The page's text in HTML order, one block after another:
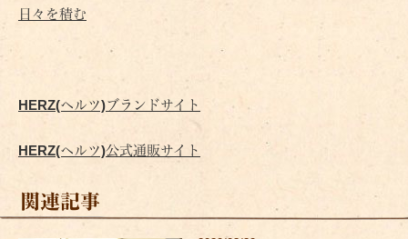
日々を積む
HERZ(ヘルツ)ブランドサイト
HERZ(ヘルツ)公式通販サイト
関連記事